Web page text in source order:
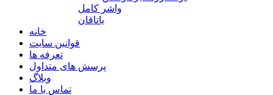
واشر کامل
یاتاقان
خانه
قوانین سایت
تعرفه ها
پرسش های متداول
وبلاگ
تماس با ما